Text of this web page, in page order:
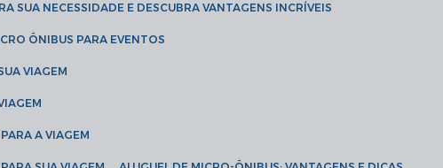
SUA NECESSIDADE E DESCUBRA VANTAGENS INCRÍVEIS
ÔNIBUS PARA EVENTOS
VIAGEM
A VIAGEM